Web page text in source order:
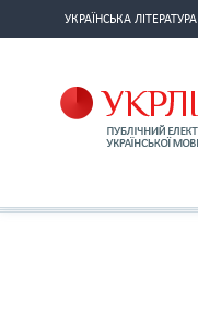
УКРАЇНСЬКА ЛІТЕРАТУРА